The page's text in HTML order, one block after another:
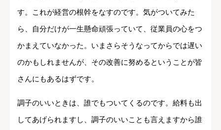
す。これが経営の根幹をなすのです。気がついてみた
ら、自分だけが一生懸命頑張っていて、従業員の心をつ
かまえていなかった。いまさらそうなってからでは遅い
のかもしれませんが、その改善に努めるということが皆
さんにもあるはずです。
調子のいいときは、誰でもついてくるのです。給料も出
してあげられますし、調子のいいことも言えますから誰